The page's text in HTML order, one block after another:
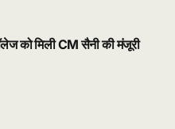
को मिली CM सैनी की मंजूरी